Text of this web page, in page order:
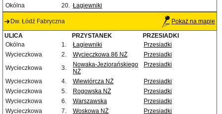
Okólna
20. Łagiewniki
Dw. Łódź Fabryczna Pokaż na mapie
ULICA PRZYSTANEK
PRZESIADKI
Okólna
1. Łagiewniki
Przesiadki
Wycieczkowa
2. Wycieczkowa 86 NŻ
Przesiadki
Wycieczkowa
3.
Nowaka-Jeziorańskiego
NŻ
Przesiadki
Wycieczkowa 4. Wiewiórcza NŻ
Przesiadki
Wycieczkowa
5. Rogowska NŻ
Przesiadki
Wycieczkowa
6. Warszawska
Przesiadki
Wycieczkowa
7. Woskowa NŻ Przesiadki